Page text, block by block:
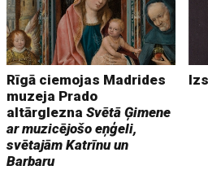
Rīgā ciemojas Madrides
muzeja Prado
altārgleznaSvētā Ģimene
ar muzicējošo eņģeli,
svētajām Katrīnu un
Barbaru